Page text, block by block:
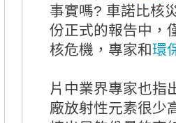
事實嗎? 車諾比核
份正式的報告中，
核危機，專家和環
片中業界專家也指
廠放射性元素很少